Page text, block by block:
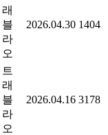
래
블
라
오
2026.04.30 1404
트
래
블
라
오
2026.04.16 3178